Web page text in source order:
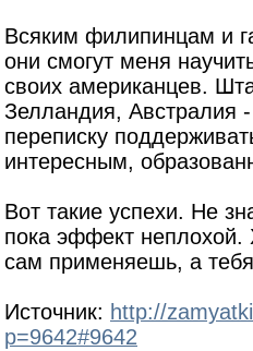
Всяким филипинцам и
они смогут меня
своих американцев.
Зелландия, Австралия
переписку
интересным,
Вот такие успехи. Не
пока эффект неплохой.
сам применяешь, а
Источник: http://
p=9642#9642